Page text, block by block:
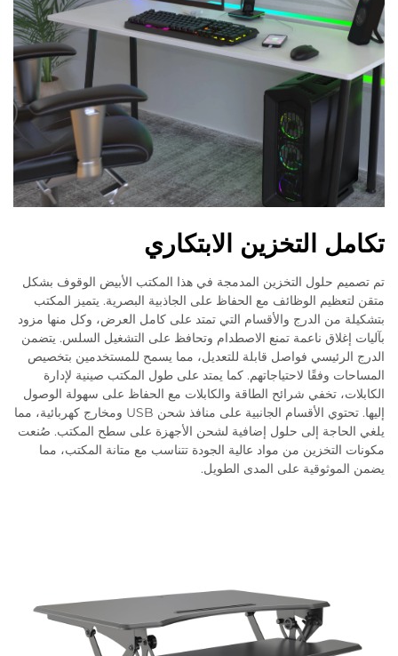
تكامل التخزين الابتكاري
تم تصميم حلول التخزين المدمجة في هذا المكتب الأبيض الوقوف بشكل
متقن لتعظيم الوظائف مع الحفاظ على الجاذبية البصرية. يتميز المكتب
بتشكيلة من الدرج والأقسام التي تمتد على كامل العرض، وكل منها مزود
بآليات إغلاق ناعمة تمنع الاصطدام وتحافظ على التشغيل السلس. يتضمن
الدرج الرئيسي فواصل قابلة للتعديل، مما يسمح للمستخدمين بتخصيص
المساحات وفقًا لاحتياجاتهم. كما يمتد على طول المكتب صينية لإدارة
الكابلات، تخفي شرائح الطاقة والكابلات مع الحفاظ على سهولة الوصول
إليها. تحتوي الأقسام الجانبية على منافذ شحن USB ومخارج كهربائية، مما
يلغي الحاجة إلى حلول إضافية لشحن الأجهزة على سطح المكتب. صُنعت
مكونات التخزين من مواد عالية الجودة تتناسب مع متانة المكتب، مما
يضمن الموثوقية على المدى الطويل.